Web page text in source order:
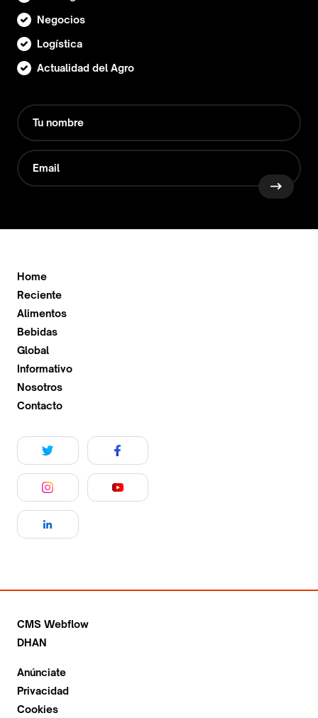
Negocios
Logística
Actualidad del Agro
Home
Reciente
Alimentos
Bebidas
Global
Informativo
Nosotros
Contacto
CMS Webflow
DHAN
Anúnciate
Privacidad
Cookies